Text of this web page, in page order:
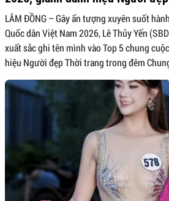
LÂM ĐỒNG – Gây ấn tượng xuyên suốt
Quốc dân Việt Nam 2026, Lê Thủy Yến
xuất sắc ghi tên mình vào Top 5 chung
hiệu Người đẹp Thời trang trong đêm